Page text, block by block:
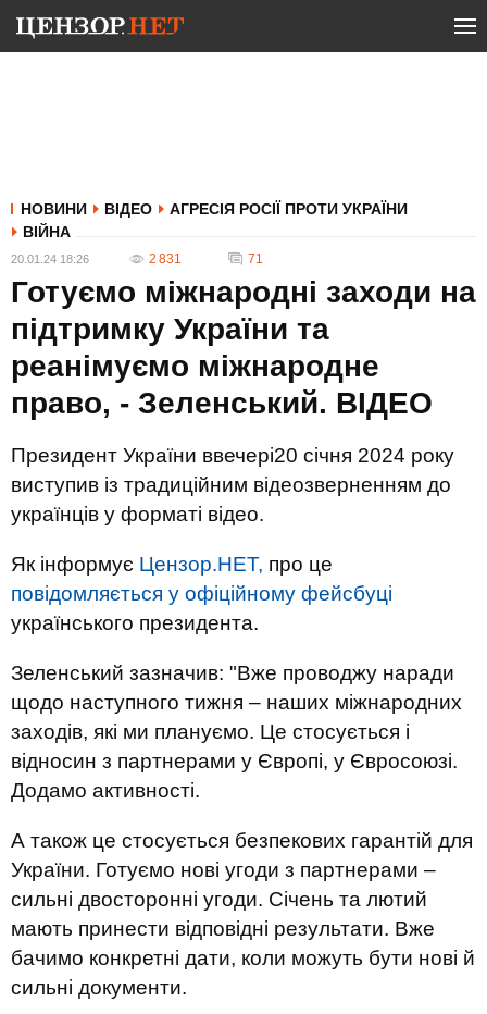
НОВИНИ ВІДЕО
АГРЕСІЯ РОСІЇ ПРОТИ УКРАЇНИ
ВІЙНА
20.01.24 18:26 2 831 71
Готуємо міжнародні заходи на
підтримку України та
реанімуємо міжнародне
право, - Зеленський. ВIДЕО
Президент України ввечері20 січня 2024 року
виступив із традиційним відеозверненням до
українців у форматі відео.
Як інформує Цензор.НЕТ, про це
повідомляється у офіційному фейсбуці
українського президента.
Зеленський зазначив: "Вже проводжу наради
щодо наступного тижня – наших міжнародних
заходів, які ми плануємо. Це стосується і
відносин з партнерами у Європі, у Євросоюзі.
Додамо активності.
А також це стосується безпекових гарантій для
України. Готуємо нові угоди з партнерами –
сильні двосторонні угоди. Січень та лютий
мають принести відповідні результати. Вже
бачимо конкретні дати, коли можуть бути нові й
сильні документи.